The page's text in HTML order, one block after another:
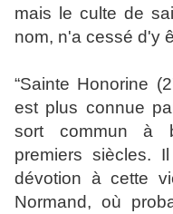
mais le culte de
nom, n'a cessé d'y
“Sainte Honorine
est plus connue
sort commun à
premiers siècles.
dévotion à cette
Normand, où